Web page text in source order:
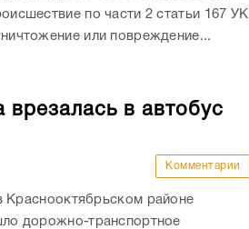
по части 2 статьи 167 УК
или повреждение...
врезалась в автобус
Комментарии
Краснооктябрьском районе
дорожно-транспортное